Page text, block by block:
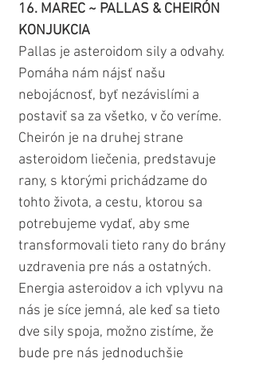
16. MAREC ~ PALLAS & CHEIRÓN
KONJUKCIA
Pallas je asteroidom sily a odvahy.
Pomáha nám nájsť našu
nebojácnosť, byť nezávislími a
postaviť sa za všetko, v čo veríme.
Cheirón je na druhej strane
asteroidom liečenia, predstavuje
rany, s ktorými prichádzame do
tohto života, a cestu, ktorou sa
potrebujeme vydať, aby sme
transformovali tieto rany do brány
uzdravenia pre nás a ostatných.
Energia asteroidov a ich vplyvu na
nás je síce jemná, ale keď sa tieto
dve sily spoja, možno zistíme, že
bude pre nás jednoduchšie